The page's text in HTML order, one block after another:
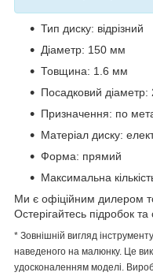
Тип диску: відрізний
Діаметр: 150 мм
Товщина: 1.6 мм
Посадковий
Призначення: по
Матеріал диску:
Форма: прямий
Максимальна
Ми є офіційним дилером
Остерігайтесь підробок та
* Зовнішній вигляд
наведеного на малюнку. Це
удосконаленням моделі.